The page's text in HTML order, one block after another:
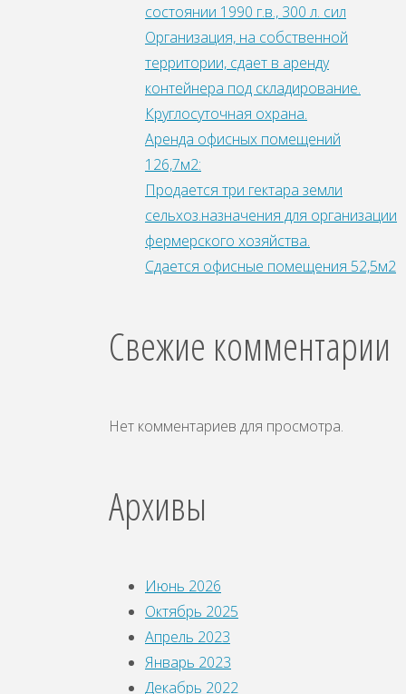
состоянии 1990 г.в., 300 л. сил
Организация, на собственной
территории, сдает в аренду
контейнера под складирование.
Круглосуточная охрана.
Аренда офисных помещений
126,7м2:
Продается три гектара земли
сельхоз.назначения для организации
фepмepcкoгo xoзяйства.
Сдается офисные помещения 52,5м2
Свежие комментарии
Нет комментариев для просмотра.
Архивы
Июнь 2026
Октябрь 2025
Апрель 2023
Январь 2023
Декабрь 2022